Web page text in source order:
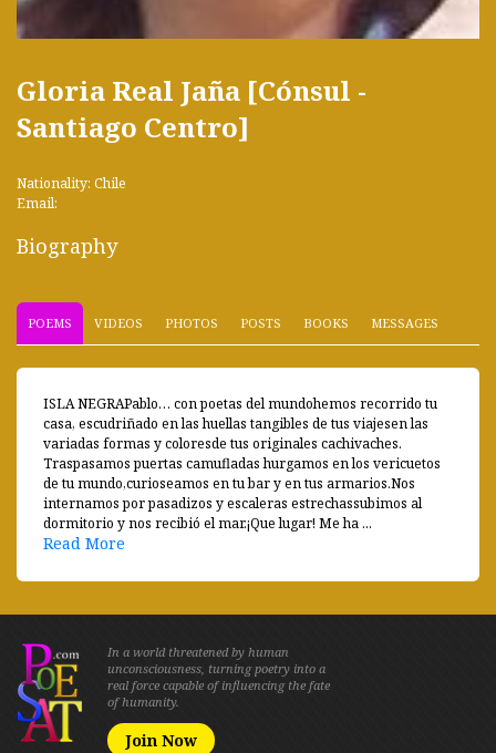
Gloria Real Jaña [Cónsul -
Santiago Centro]
Nationality: Chile
Email:
Biography
POEMS VIDEOS PHOTOS POSTS BOOKS MESSAGES
ISLA NEGRAPablo… con poetas del mundohemos recorrido tu
casa, escudriñado en las huellas tangibles de tus viajesen las
variadas formas y coloresde tus originales cachivaches.
Traspasamos puertas camufladas hurgamos en los vericuetos
de tu mundo,curioseamos en tu bar y en tus armarios.Nos
internamos por pasadizos y escaleras estrechassubimos al
dormitorio y nos recibió el mar.¡Que lugar! Me ha ...
Read More
In a world threatened by human
unconsciousness, turning poetry into a
real force capable of influencing the fate
of humanity.
Join Now